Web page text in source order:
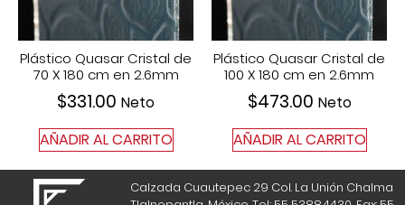
Plástico Quasar Cristal de
70 X 180 cm en 2.6mm
$331.00 Neto
AÑADIR AL CARRITO
Plástico Quasar Cristal de
100 X 180 cm en 2.6mm
$473.00 Neto
AÑADIR AL CARRITO
Calzada Cuautepec 29 Col. La Unión Chalma